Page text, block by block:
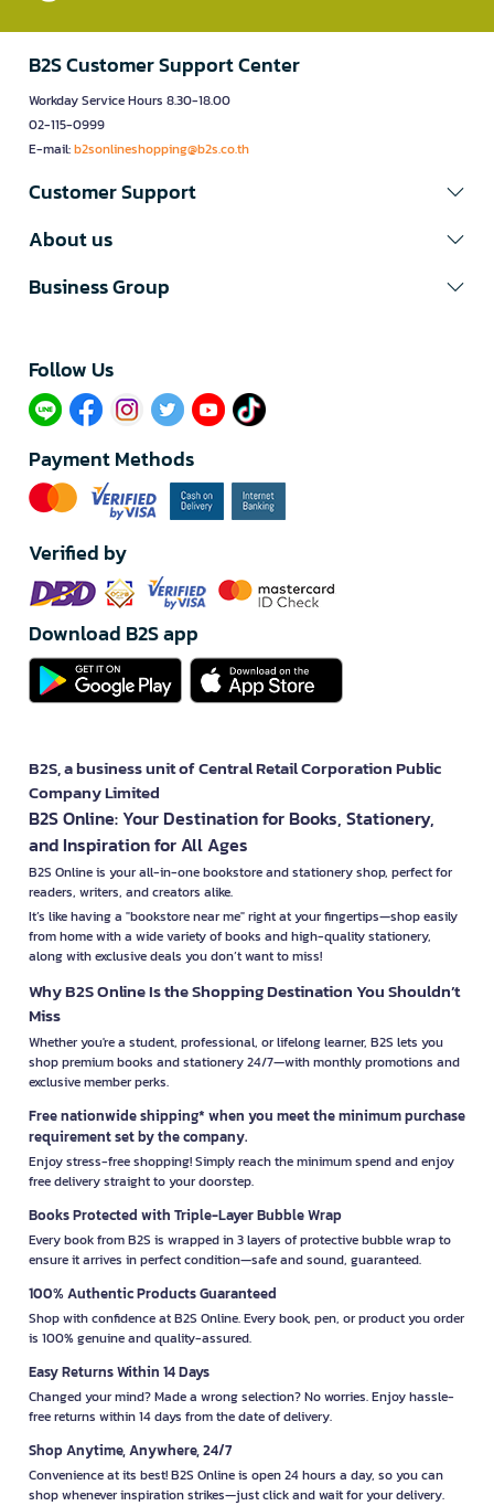
B2S Customer Support Center
Workday Service Hours 8.30-18.00
02-115-0999
E-mail:b2sonlineshopping@b2s.co.th
Customer Support
About us
Business Group
Follow Us​
Payment Methods
Verified by
Download B2S app
B2S, a business unit of Central Retail Corporation Public
Company Limited
B2S Online: Your Destination for Books, Stationery,
and Inspiration for All Ages
B2S Online is your all-in-one bookstore and stationery shop, perfect for
readers, writers, and creators alike.
It’s like having a "bookstore near me" right at your fingertips—shop easily
from home with a wide variety of books and high-quality stationery,
along with exclusive deals you don’t want to miss!
Why B2S Online Is the Shopping Destination You Shouldn’t
Miss
Whether you're a student, professional, or lifelong learner, B2S lets you
shop premium books and stationery 24/7—with monthly promotions and
exclusive member perks.
Free nationwide shipping* when you meet the minimum purchase
requirement set by the company.
Enjoy stress-free shopping! Simply reach the minimum spend and enjoy
free delivery straight to your doorstep.
Books Protected with Triple-Layer Bubble Wrap
Every book from B2S is wrapped in 3 layers of protective bubble wrap to
ensure it arrives in perfect condition—safe and sound, guaranteed.
100% Authentic Products Guaranteed
Shop with confidence at B2S Online. Every book, pen, or product you order
is 100% genuine and quality-assured.
Easy Returns Within 14 Days
Changed your mind? Made a wrong selection? No worries. Enjoy hassle-
free returns within 14 days from the date of delivery.
Shop Anytime, Anywhere, 24/7
Convenience at its best! B2S Online is open 24 hours a day, so you can
shop whenever inspiration strikes—just click and wait for your delivery.